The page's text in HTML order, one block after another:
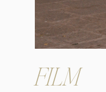
FILM